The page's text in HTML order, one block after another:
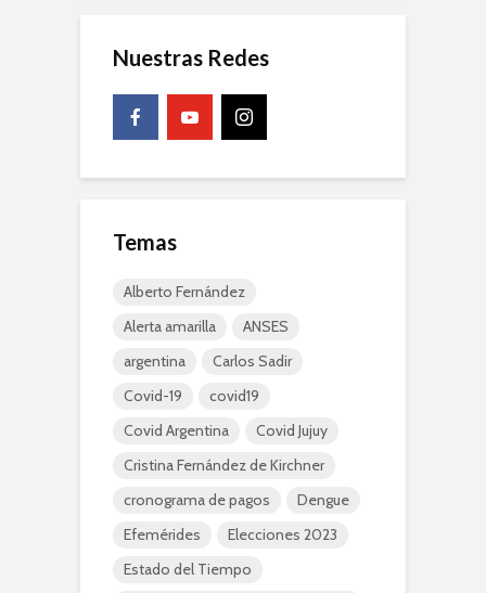
Nuestras Redes
Temas
Alberto Fernández
Alerta amarilla
ANSES
argentina
Carlos Sadir
Covid-19
covid19
Covid Argentina
Covid Jujuy
Cristina Fernández de Kirchner
cronograma de pagos
Dengue
Efemérides
Elecciones 2023
Estado del Tiempo